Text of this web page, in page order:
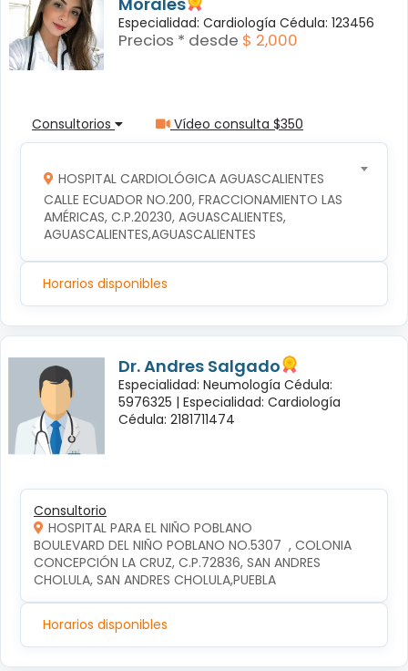
Especialidad: Cardiología Cédula: 123456
Precios * desde $ 2,000
Consultorios Vídeo consulta $350
HOSPITAL CARDIOLÓGICA AGUASCALIENTES
CALLE ECUADOR NO.200, FRACCIONAMIENTO LAS
AMÉRICAS, C.P.20230, AGUASCALIENTES,
AGUASCALIENTES,AGUASCALIENTES
Horarios disponibles
Dr. Andres Salgado
Especialidad: Neumología Cédula:
5976325 | Especialidad: Cardiología
Cédula: 2181711474
Consultorio
HOSPITAL PARA EL NIÑO POBLANO
BOULEVARD DEL NIÑO POBLANO NO.5307  , COLONIA
CONCEPCIÓN LA CRUZ, C.P.72836, SAN ANDRES
CHOLULA, SAN ANDRES CHOLULA,PUEBLA
Horarios disponibles